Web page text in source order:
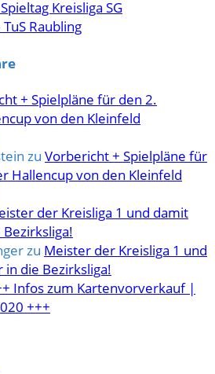
Kreisliga SG
Raubling
+ Spielpläne für den 2.
von den Kleinfeld
zu Vorbericht + Spielpläne für
Hallencup von den Kleinfeld
der Kreisliga 1 und damit
zu Meister der Kreisliga 1 und
die Bezirksliga!
Infos zum Kartenvorverkauf |
+++